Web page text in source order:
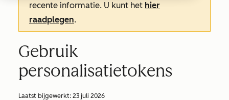
recente informatie. U kunt het hier
raadplegen.
Gebruik
personalisatietokens
Laatst bijgewerkt: 23 juli 2026